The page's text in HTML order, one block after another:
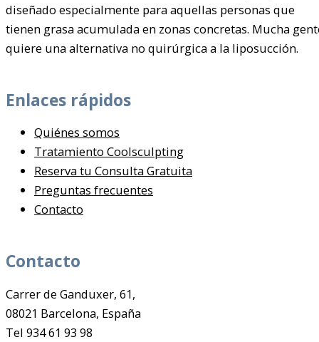
diseñado especialmente para aquellas personas que
tienen grasa acumulada en zonas concretas. Mucha
quiere una alternativa no quirúrgica a la liposucción.
Enlaces rápidos
Quiénes somos
Tratamiento Coolsculpting
Reserva tu Consulta Gratuita
Preguntas frecuentes
Contacto
Contacto
Carrer de Ganduxer, 61,
08021 Barcelona, España
Tel 934 61 93 98